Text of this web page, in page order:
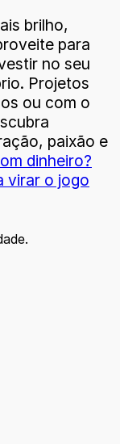
brilho,
para
no seu
Projetos
ou com o
paixão e
dinheiro?
virar o jogo